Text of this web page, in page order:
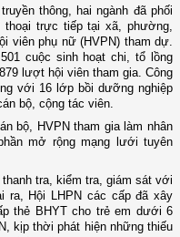
thông, hai ngành đã phối
trực tiếp tại xã, phường,
viên phụ nữ (HVPN) tham dự.
cuộc sinh hoạt chi, tổ lồng
lượt hội viên tham gia. Công
với 16 lớp bồi dưỡng nghiệp
bộ, cộng tác viên.
bộ, HVPN tham gia làm nhân
mở rộng mạng lưới tuyên
tra, kiểm tra, giám sát với
ra, Hội LHPN các cấp đã xây
thẻ BHYT cho trẻ em dưới 6
kịp thời phát hiện những thiếu